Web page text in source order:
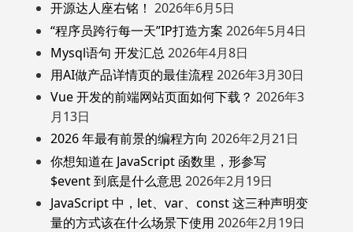
开源达人座右铭！ 2026年6月5日
“程序员跨行每一天”IP打造方案 2026年5月4日
Mysql语句 开发汇总 2026年4月8日
用AI做产品详情页的最佳流程 2026年3月30日
Vue 开发的前端网站页面如何下载？ 2026年3
月13日
2026 年最有前景的编程方向 2026年2月21日
你想知道在 JavaScript 函数里，形参写
$event 到底是什么意思 2026年2月19日
JavaScript 中，let、var、const 这三种声明变
量的方式该在什么场景下使用 2026年2月19日